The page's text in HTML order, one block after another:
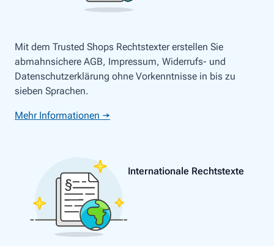
Mit dem Trusted Shops Rechtstexter erstellen Sie
abmahnsichere AGB, Impressum, Widerrufs- und
Datenschutzerklärung ohne Vorkenntnisse in bis zu
sieben Sprachen.
Mehr Informationen →
Internationale Rechtstexte